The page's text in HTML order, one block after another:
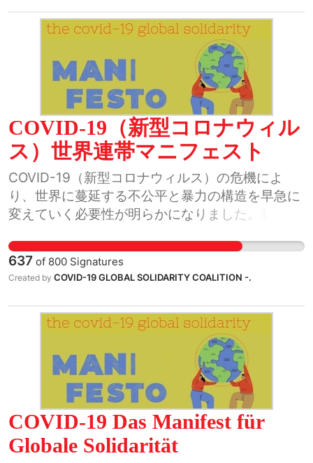
COVID-19（新型コロナウィル
ス）世界連帯マニフェスト
COVID-19（新型コロナウィルス）の危機によ
り、世界に蔓延する不公平と暴力の構造を早急に
変えていく必要性が明らかになりました。私たち
ようではありませんか。
637 of 800 Signatures
Created by COVID-19 GLOBAL SOLIDARITY COALITION -.
COVID-19 Das Manifest für
Globale Solidarität